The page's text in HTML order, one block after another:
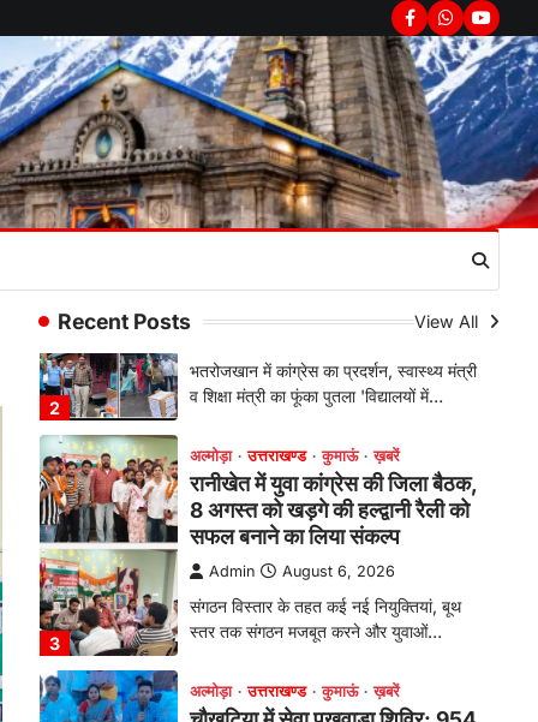
Facebook
Whatsapp
Recent Posts View All
2
Admin August 6, 2026
भतरोजखान में कांग्रेस का प्रदर्शन, स्वास्थ्य मंत्री
व शिक्षा मंत्री का फूंका पुतला 'विद्यालयों में…
3
अल्मोड़ा उत्तराखण्ड कुमाऊं ख़बरें
रानीखेत में युवा कांग्रेस की जिला बैठक,
8 अगस्त को खड़गे की हल्द्वानी रैली को
संगठन विस्तार के तहत कई नई नियुक्तियां, बूथ
4
अल्मोड़ा उत्तराखण्ड कुमाऊं ख़बरें
लोगों ने लिया लाभ, 191 में से 182
शिकायतों का मौके पर हुआ निस्तारण
Admin August 5, 2026
लोगों ने किया प्रतिभाग जिलाधिकारी अंशुल सिंह…
अल्मोड़ा उत्तराखण्ड कुमाऊं ख़बरें धार्मिक
चतुर्थ दिवस धूमधाम से मनाया गया